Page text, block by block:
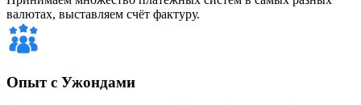
валютах, выставляем счёт фактуру.
Опыт с Ужондами